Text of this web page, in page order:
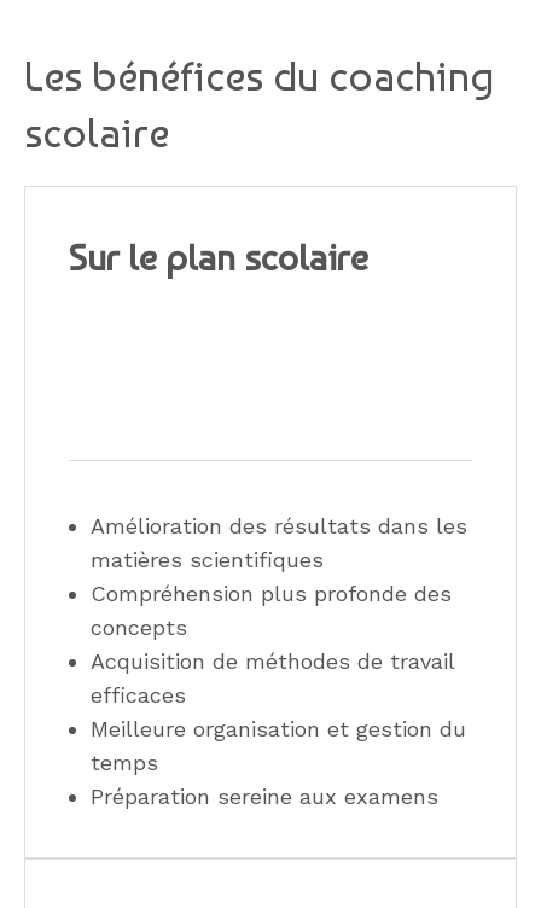
Les bénéfices du coaching
scolaire
Sur le plan scolaire
Amélioration des résultats dans les
matières scientifiques
Compréhension plus profonde des
concepts
Acquisition de méthodes de travail
efficaces
Meilleure organisation et gestion du
temps
Préparation sereine aux examens